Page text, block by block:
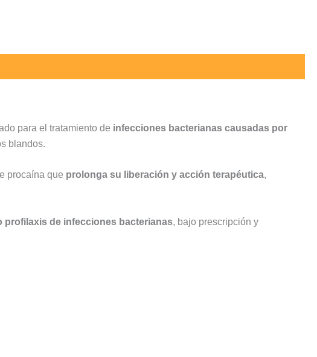
para el tratamiento de infecciones bacterianas causadas por
blandos.
procaína que prolonga su liberación y acción terapéutica,
de infecciones bacterianas, bajo prescripción y